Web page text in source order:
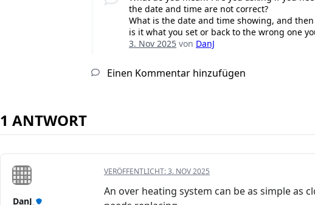
the date and time are not correct?
What is the date and time showing, and
is it what you set or back to the wrong one
3. Nov 2025 von DanJ
Einen Kommentar hinzufügen
1 ANTWORT
DanJ
VERÖFFENTLICHT:3. NOV 2025
An over heating system can be as simple as